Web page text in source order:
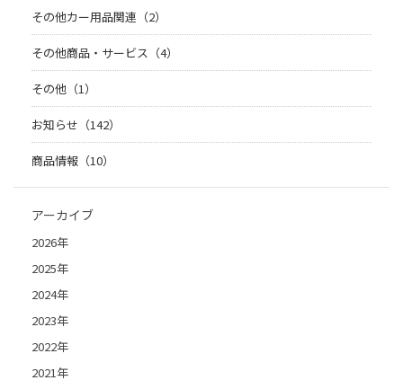
その他カー用品関連（2）
その他商品・サービス（4）
その他（1）
お知らせ（142）
商品情報（10）
アーカイブ
2026年
2025年
2024年
2023年
2022年
2021年